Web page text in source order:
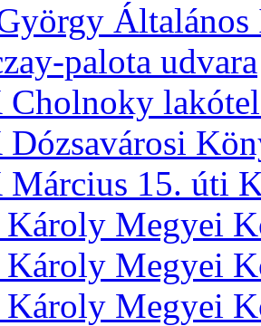
Általános
palota udvara
15. úti
Károly Megyei
Károly Megyei
Megyei